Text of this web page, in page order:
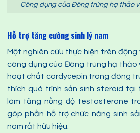
Công dụng của Đông trùng hạ thảo
Hỗ trợ tăng cường sinh lý nam
Một nghiên cứu thực hiện trên động
công dụng của Đông trùng hạ thảo
hoạt chất cordycepin trong đông
thích quá trình sản sinh steroid tại
làm tăng nồng độ testosterone
góp phần hỗ trợ chức năng sinh
nam rất hữu hiệu.